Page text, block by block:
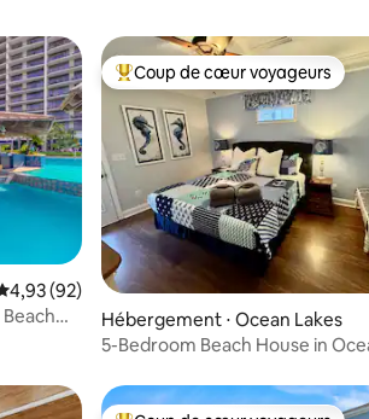
: 5 sur 5
moyenne sur la base de 92
4,93 (92)
Coups de cœur voyageurs les
Coup de cœur voyageurs
Hébergement ⋅ Ocean Lakes
5-Bedroom Beach House in